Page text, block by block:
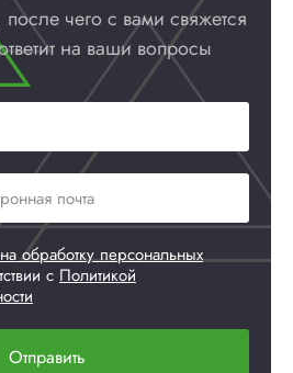
чего с вами свяжется
на ваши вопросы
обработку персональных
с Политикой
Отправить